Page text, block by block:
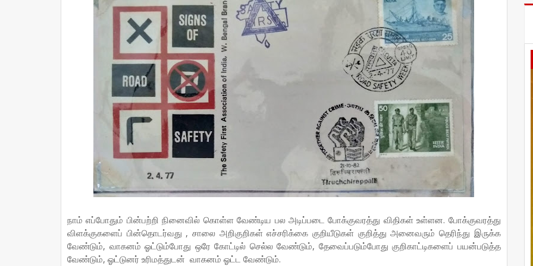
நாம் எப்போதும் பின்பற்றி நினைவில் கொள்ள வேண்டிய பல அடிப்படை போக்குவரத்து விதிகள் உள்ளன. போக்குவரத்து
விளக்குகளைப் பின்தொடர்வது , சாலை அறிகுறிகள் எச்சரிக்கை குறியீடுகள் குறித்து அனைவரும் தெரிந்து இருக்க
வேண்டும், வாகனம் ஓட்டும்போது ஒரே கோட்டில் செல்ல வேண்டும், தேவைப்படும்போது குறிகாட்டிகளைப் பயன்படுத்த
வேண்டும், ஓட்டுனர் உரிமத்துடன் வாகனம் ஓட்ட வேண்டும்.